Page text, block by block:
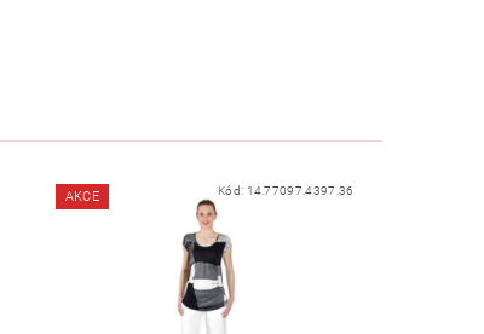
AKCE Kód: 14.77097.4397.36